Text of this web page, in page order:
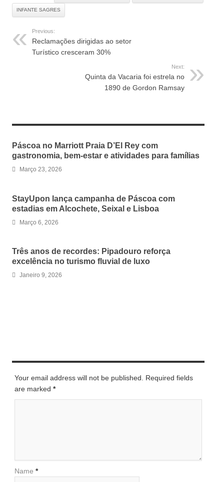
INFANTE SAGRES
Previous:
Reclamações dirigidas ao setor
Turístico cresceram 30%
Next:
Quinta da Vacaria foi estrela no
1890 de Gordon Ramsay
Páscoa no Marriott Praia D’El Rey com
gastronomia, bem-estar e atividades para famílias
Março 23, 2026
StayUpon lança campanha de Páscoa com
estadias em Alcochete, Seixal e Lisboa
Março 6, 2026
Três anos de recordes: Pipadouro reforça
excelência no turismo fluvial de luxo
Janeiro 9, 2026
Your email address will not be published. Required fields
are marked *
Name *